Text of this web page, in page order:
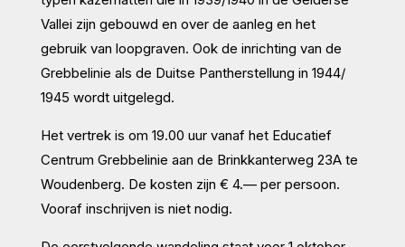
Vallei zijn gebouwd en over de aanleg en het
gebruik van loopgraven. Ook de inrichting van de
Grebbelinie als de Duitse Pantherstellung in 1944/
1945 wordt uitgelegd.
Het vertrek is om 19.00 uur vanaf het Educatief
Centrum Grebbelinie aan de Brinkkanterweg 23A te
Woudenberg. De kosten zijn € 4.— per persoon.
Vooraf inschrijven is niet nodig.